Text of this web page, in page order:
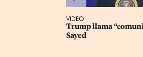
VIDEO
Trump llama
Sayed